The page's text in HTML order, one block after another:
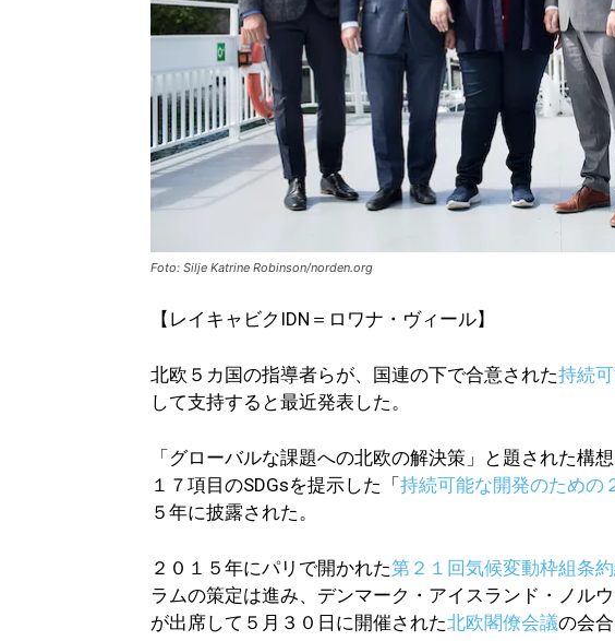
Foto: Silje Katrine Robinson/norden.org
【レイキャビクIDN＝ロワナ・ヴィール】
北欧５カ国の指導者らが、国連の下で合意された持続
して支持すると最近発表した。
「グローバルな課題への北欧の解決策」と題された構想
１７項目のSDGsを提示した「持続可能な開発のための
５年に披露された。
２０１５年にパリで開かれた第２１回気候変動枠組条約
ラムの策定は進み、デンマーク・アイスランド・ノル
が出席して５月３０日に開催された北欧閣僚会議の会